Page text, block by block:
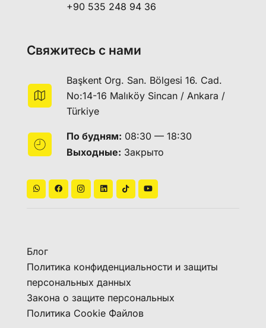
+90 535 248 94 36
Свяжитесь с нами
Başkent Org. San. Bölgesi 16. Cad.
No:14-16 Malıköy Sincan / Ankara /
Türkiye
По будням: 08:30 — 18:30
Выходные: Закрыто
Блог
Политика конфиденциальности и защиты
персональных данных
Закона о защите персональных
Политика Cookie Файлов